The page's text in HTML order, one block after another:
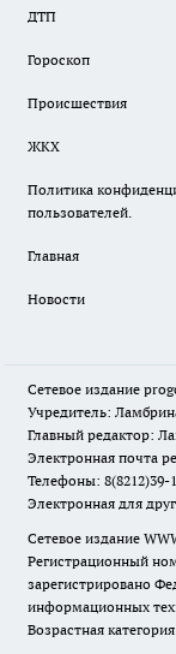
ДТП
Гороскоп
Происшествия
ЖКХ
Политика
пользователей.
Главная
Новости
Сетевое издание
Учредитель:
Главный редактор:
Электронная почта
Телефоны: 8(8212)39-
Электронная для
Сетевое издание
Регистрационный
зарегистрировано
информационных
Возрастная